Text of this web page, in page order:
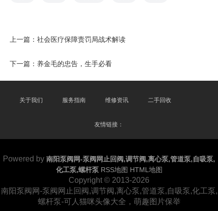
上一篇： 社会医疗保障责罚局战术解读
下一篇： 养金毛的忠告，生手必看
关于我们 服务指南 维修资讯 二手回收
友情链接：
Powered by 南阳泵阀网-泵阀网止回阀,调节阀,离心泵,管道泵,自吸泵,
化工泵,螺杆泵 RSS地图 HTML地图
Copyright © 2013-2026
南阳泵阀网-泵阀网止回阀,调节阀,离心泵,管道泵,自吸泵,化工泵,
螺杆泵-可人猫咪头像大全，萌趣图片保举